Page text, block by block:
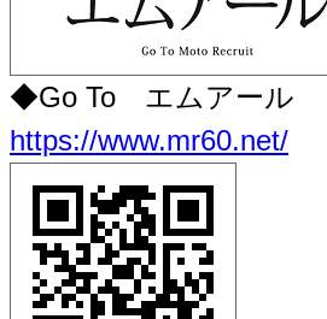
◆Go To エムアール
https://www.mr60.net/